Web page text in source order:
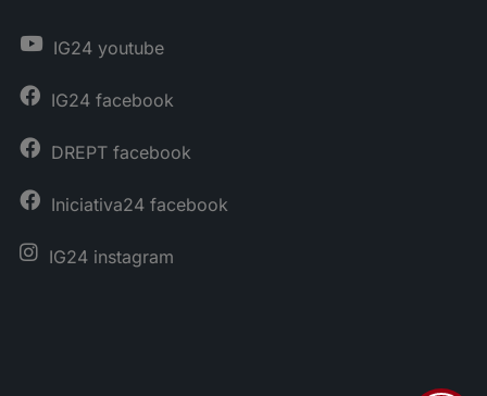
IG24 youtube
IG24 facebook
DREPT facebook
Iniciativa24 facebook
IG24 instagram